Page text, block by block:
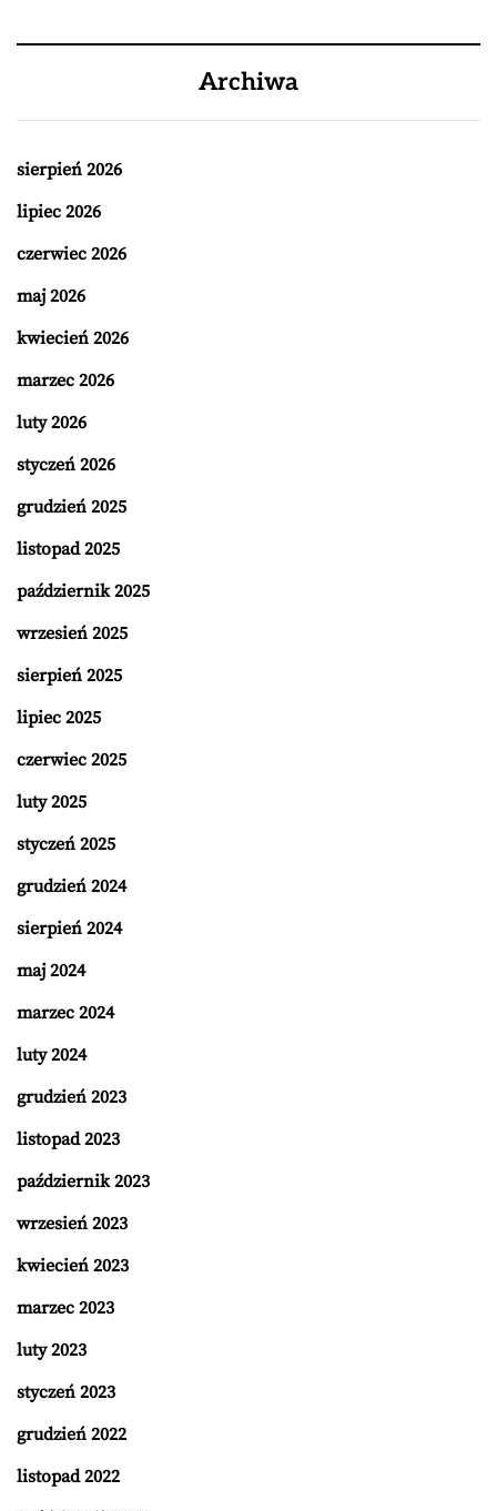
Archiwa
sierpień 2026
lipiec 2026
czerwiec 2026
maj 2026
kwiecień 2026
marzec 2026
luty 2026
styczeń 2026
grudzień 2025
listopad 2025
październik 2025
wrzesień 2025
sierpień 2025
lipiec 2025
czerwiec 2025
luty 2025
styczeń 2025
grudzień 2024
sierpień 2024
maj 2024
marzec 2024
luty 2024
grudzień 2023
listopad 2023
październik 2023
wrzesień 2023
kwiecień 2023
marzec 2023
luty 2023
styczeń 2023
grudzień 2022
listopad 2022